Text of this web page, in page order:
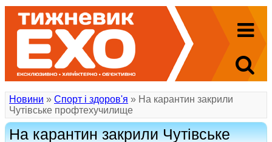
Новини » Спорт і здоров'я » На карантин закрили
Чутівське профтехучилище
На карантин закрили Чутівське